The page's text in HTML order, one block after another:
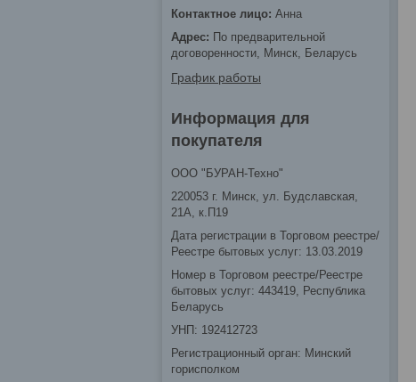
Анна
По предварительной
договоренности, Минск, Беларусь
График работы
Информация для
покупателя
ООО "БУРАН-Техно"
220053 г. Минск, ул. Будславская,
21А, к.П19
Дата регистрации в Торговом реестре/
Реестре бытовых услуг: 13.03.2019
Номер в Торговом реестре/Реестре
бытовых услуг: 443419, Республика
Беларусь
УНП: 192412723
Регистрационный орган: Минский
горисполком